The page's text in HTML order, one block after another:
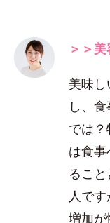
＞＞
美味
し、
では
は食
るこ
人で
増加が